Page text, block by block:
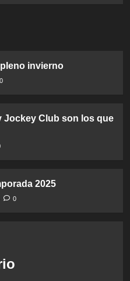
invierno
0
Jockey Club son los que
2025
0